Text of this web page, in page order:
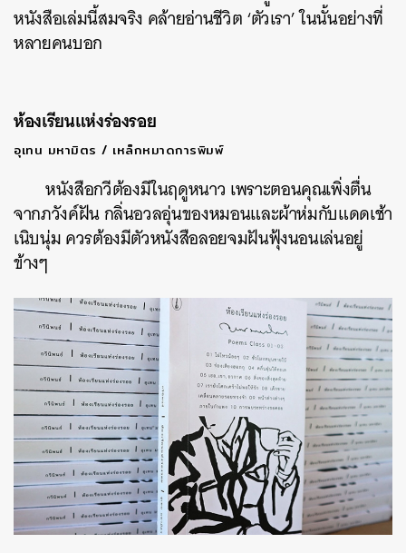
หนังสือเล่มนี้สมจริง คล้ายอ่านชีวิต ‘ตัวเรา’ ในนั้นอย่างที่
หลายคนบอก
ห้องเรียนแห่งร่องรอย
อุเทน มหามิตร / เหล็กหมาดการพิมพ์
หนังสือกวีต้องมีในฤดูหนาว เพราะตอนคุณเพิ่งตื่น
จากภวังค์ฝัน กลิ่นอวลอุ่นของหมอนและผ้าห่มกับแดดเช้า
เนิบนุ่ม ควรต้องมีตัวหนังสือลอยจมฝันฟุ้งนอนเล่นอยู่
ข้างๆ